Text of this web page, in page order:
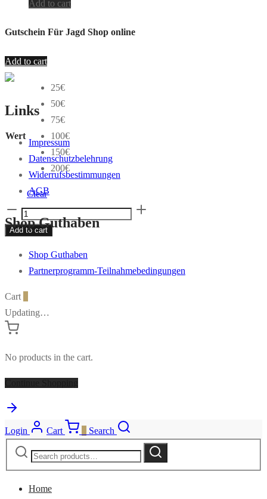
Add to cart
Gutschein Für Jagd Shop online
Add to cart
Wert
25€
50€
75€
100€
150€
200€
Clear
Gutschein
Für
Shop
online
quantity
Add to cart
Links
Impressum
Datenschutzbelehrung
Widerrufsbestimmungen
AGB
Shop Guthaben
Shop Guthaben
Partnerprogramm-Teilnahmebedingungen
Cart
Updating…
No products in the cart.
Login Cart
Search
Search
Search
Home